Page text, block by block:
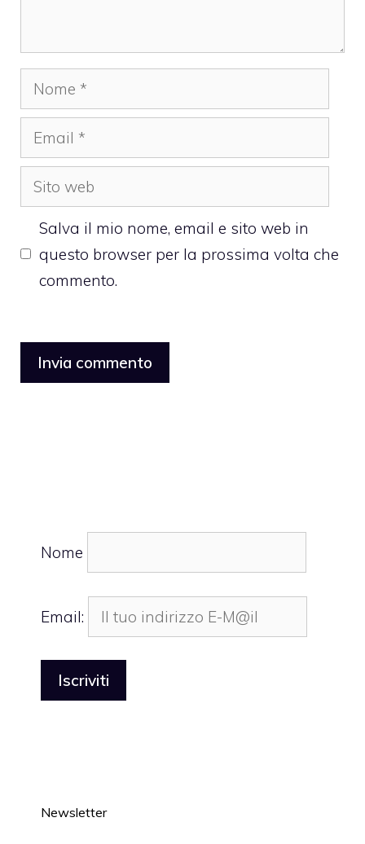
Nome
Email
Sito
web
Salva il mio nome, email e sito web in
questo browser per la prossima volta che
commento.
Nome
Email:
Newsletter